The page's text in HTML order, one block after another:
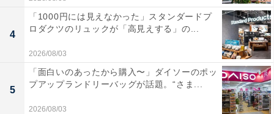
済力を映しているのではないか」という批判が強くなっ
ていました。公平性を考えると、「テストの点数だけに
頼り過ぎる入試はよくない」という意見が増えていたの
です。
そこにコロナ禍が重なったことで、「学力テストをなく
していこう」という流れが一気に進んだのです。
4
「1000円には見えなかった」スタンダードプ
ロダクツのリュックが「高見えする」の...
2026/08/03
5
「面白いのあったから購入〜」ダイソーのポッ
プアップランドリーバッグが話題。“さま...
2026/08/03